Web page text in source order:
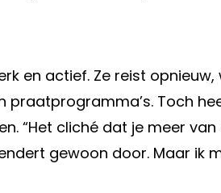
en actief. Ze reist
praatprogramma’s. Toch
“Het cliché dat je meer
gewoon door. Maar ik